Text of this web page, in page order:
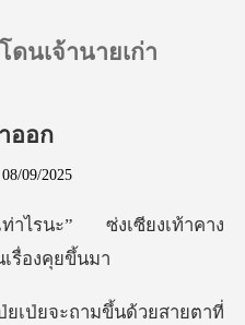
นเจ้านายเก่า
ออก
09/2025
รนะ” ซ่งเซียงเท้าคาง
เป่ยจะถามขึ้นด้วยสายตาที่